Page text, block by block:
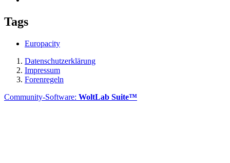
Tags
Europacity
Datenschutzerklärung
Impressum
Forenregeln
Community-Software: WoltLab Suite™